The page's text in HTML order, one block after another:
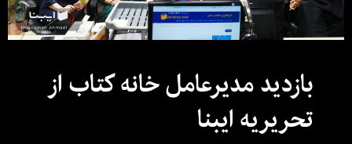
بازدید مدیرعامل خانه کتاب از
تحریریه ایبنا